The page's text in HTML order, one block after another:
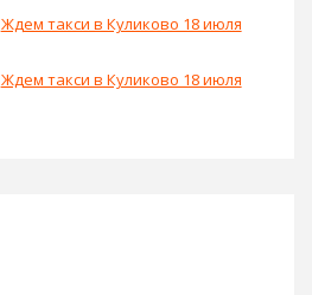
Ждем такси в Куликово 18 июля
Ждем такси в Куликово 18 июля